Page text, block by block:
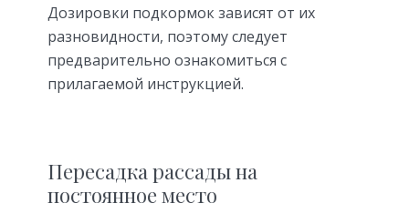
Дозировки подкормок зависят от их
разновидности, поэтому следует
предварительно ознакомиться с
прилагаемой инструкцией.
Пересадка рассады на
постоянное место